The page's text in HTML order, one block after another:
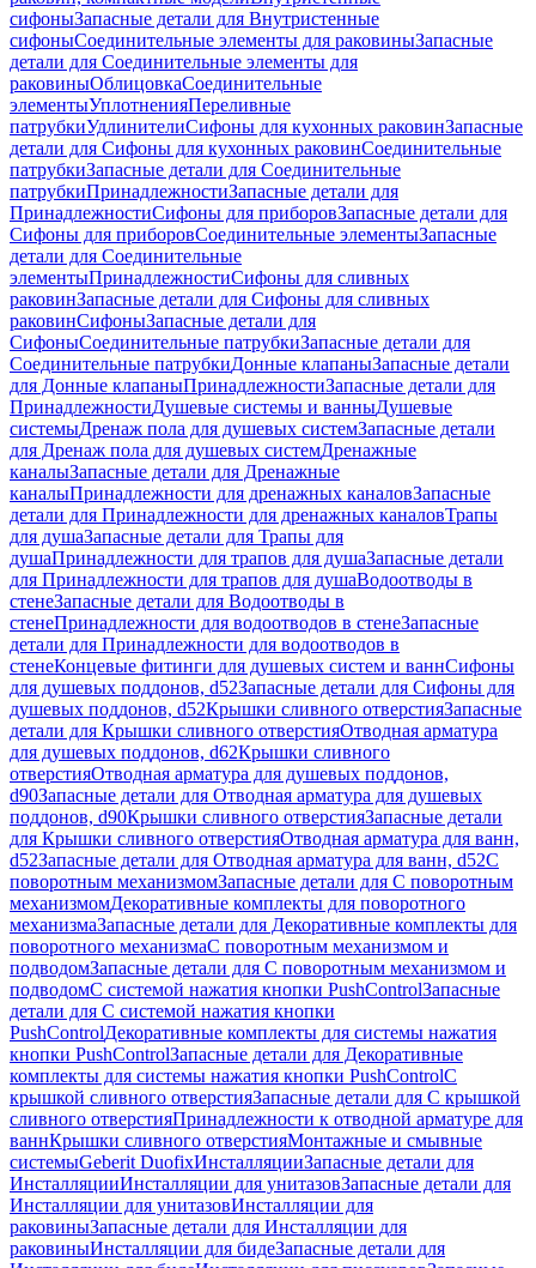
сифоныЗапасные детали для Внутристенные
сифоныСоединительные элементы для раковиныЗапасные
детали для Соединительные элементы для
раковиныОблицовкаСоединительные
элементыУплотненияПереливные
патрубкиУдлинителиСифоны для кухонных раковинЗапасные
детали для Сифоны для кухонных раковинСоединительные
патрубкиЗапасные детали для Соединительные
патрубкиПринадлежностиЗапасные детали для
ПринадлежностиСифоны для приборовЗапасные детали для
Сифоны для приборовСоединительные элементыЗапасные
детали для Соединительные
элементыПринадлежностиСифоны для сливных
раковинЗапасные детали для Сифоны для сливных
раковинСифоныЗапасные детали для
СифоныСоединительные патрубкиЗапасные детали для
Соединительные патрубкиДонные клапаныЗапасные детали
для Донные клапаныПринадлежностиЗапасные детали для
ПринадлежностиДушевые системы и ванныДушевые
системыДренаж пола для душевых системЗапасные детали
для Дренаж пола для душевых системДренажные
каналыЗапасные детали для Дренажные
каналыПринадлежности для дренажных каналовЗапасные
детали для Принадлежности для дренажных каналовТрапы
для душаЗапасные детали для Трапы для
душаПринадлежности для трапов для душаЗапасные детали
для Принадлежности для трапов для душаВодоотводы в
стенеЗапасные детали для Водоотводы в
стенеПринадлежности для водоотводов в стенеЗапасные
детали для Принадлежности для водоотводов в
стенеКонцевые фитинги для душевых систем и ваннСифоны
для душевых поддонов, d52Запасные детали для Сифоны для
душевых поддонов, d52Крышки сливного отверстияЗапасные
детали для Крышки сливного отверстияОтводная арматура
для душевых поддонов, d62Крышки сливного
отверстияОтводная арматура для душевых поддонов,
d90Запасные детали для Отводная арматура для душевых
поддонов, d90Крышки сливного отверстияЗапасные детали
для Крышки сливного отверстияОтводная арматура для ванн,
d52Запасные детали для Отводная арматура для ванн, d52С
поворотным механизмомЗапасные детали для С поворотным
механизмомДекоративные комплекты для поворотного
механизмаЗапасные детали для Декоративные комплекты для
поворотного механизмаС поворотным механизмом и
подводомЗапасные детали для С поворотным механизмом и
подводомС системой нажатия кнопки PushControlЗапасные
детали для С системой нажатия кнопки
PushControlДекоративные комплекты для системы нажатия
кнопки PushControlЗапасные детали для Декоративные
комплекты для системы нажатия кнопки PushControlС
крышкой сливного отверстияЗапасные детали для С крышкой
сливного отверстияПринадлежности к отводной арматуре для
ваннКрышки сливного отверстияМонтажные и смывные
системыGeberit DuofixИнсталляцииЗапасные детали для
ИнсталляцииИнсталляции для унитазовЗапасные детали для
Инсталляции для унитазовИнсталляции для
раковиныЗапасные детали для Инсталляции для
раковиныИнсталляции для бидеЗапасные детали для